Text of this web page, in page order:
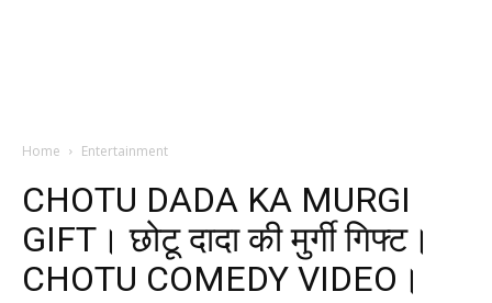
Home Entertainment
CHOTU DADA KA MURGI
GIFT। छोटू दादा की मुर्गी गिफ्ट।
CHOTU COMEDY VIDEO।